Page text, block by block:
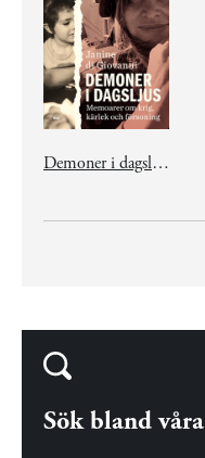
Demoner i dagsljus
Sök bland våra